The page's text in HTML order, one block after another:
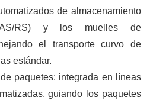
de almacenamiento
RS) y los muelles de
el transporte curvo de
estándar.
paquetes: integrada en líneas
guiando los paquetes